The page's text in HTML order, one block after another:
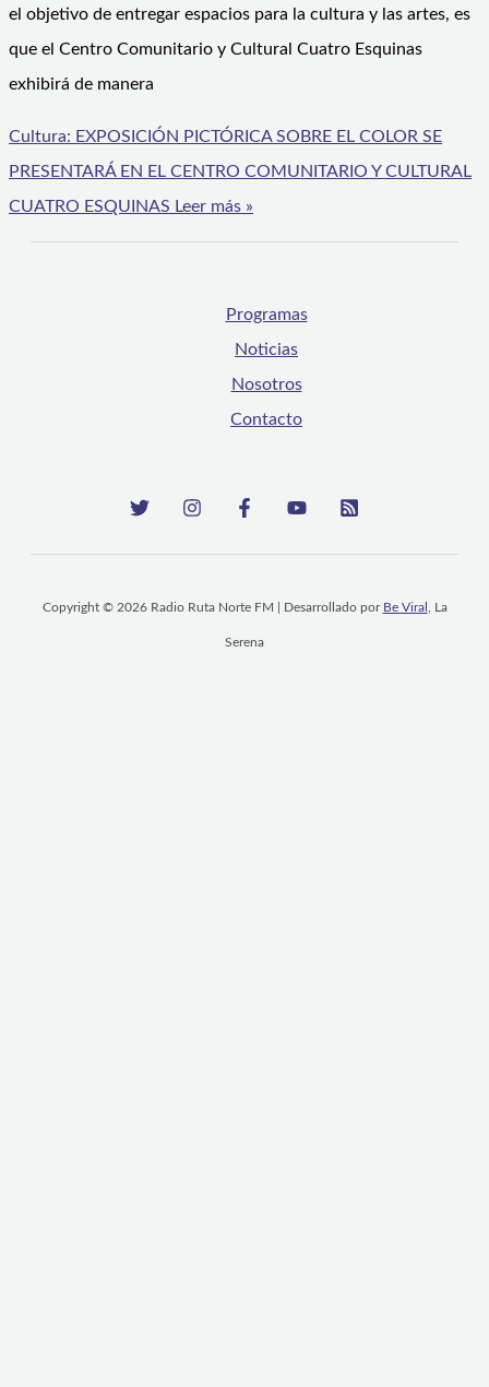
el objetivo de entregar espacios para la cultura y las artes, es
que el Centro Comunitario y Cultural Cuatro Esquinas
exhibirá de manera
Cultura: EXPOSICIÓN PICTÓRICA SOBRE EL COLOR SE
PRESENTARÁ EN EL CENTRO COMUNITARIO Y CULTURAL
CUATRO ESQUINAS Leer más »
Programas
Noticias
Nosotros
Contacto
Copyright © 2026 Radio Ruta Norte FM | Desarrollado por Be Viral , La
Serena